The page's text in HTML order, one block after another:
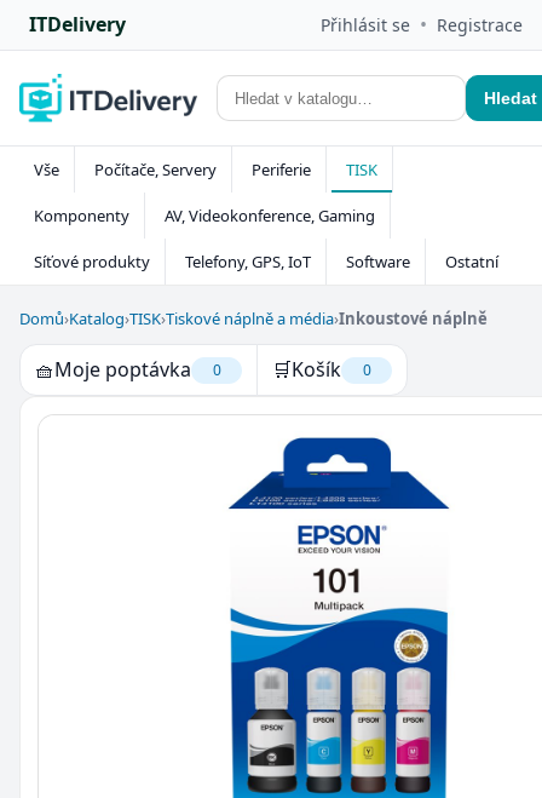
ITDelivery Přihlásit se • Registrace
Hledat
Vše Počítače, Servery Periferie TISK
Komponenty AV, Videokonference, Gaming
Síťové produkty Telefony, GPS, IoT Software Ostatní
Domů›Katalog›TISK›Tiskové náplně a média›Inkoustové náplně
🧺Moje poptávka 0 🛒Košík 0